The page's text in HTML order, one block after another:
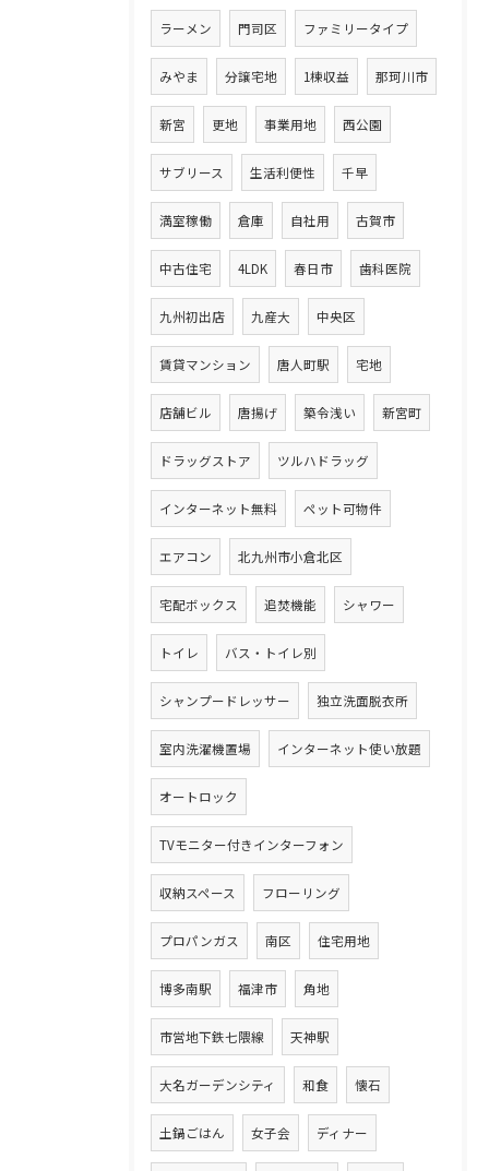
ラーメン 門司区 ファミリータイプ
みやま 分譲宅地 1棟収益 那珂川市
新宮 更地 事業用地 西公園
サブリース 生活利便性 千早
満室稼働 倉庫 自社用 古賀市
中古住宅 4LDK 春日市 歯科医院
九州初出店 九産大 中央区
賃貸マンション 唐人町駅 宅地
店舗ビル 唐揚げ 築令浅い 新宮町
ドラッグストア ツルハドラッグ
インターネット無料 ペット可物件
エアコン 北九州市小倉北区
宅配ボックス 追焚機能 シャワー
トイレ バス・トイレ別
シャンプードレッサー 独立洗面脱衣所
室内洗濯機置場 インターネット使い放題
オートロック
TVモニター付きインターフォン
収納スペース フローリング
プロパンガス 南区 住宅用地
博多南駅 福津市 角地
市営地下鉄七隈線 天神駅
大名ガーデンシティ 和食 懐石
土鍋ごはん 女子会 ディナー